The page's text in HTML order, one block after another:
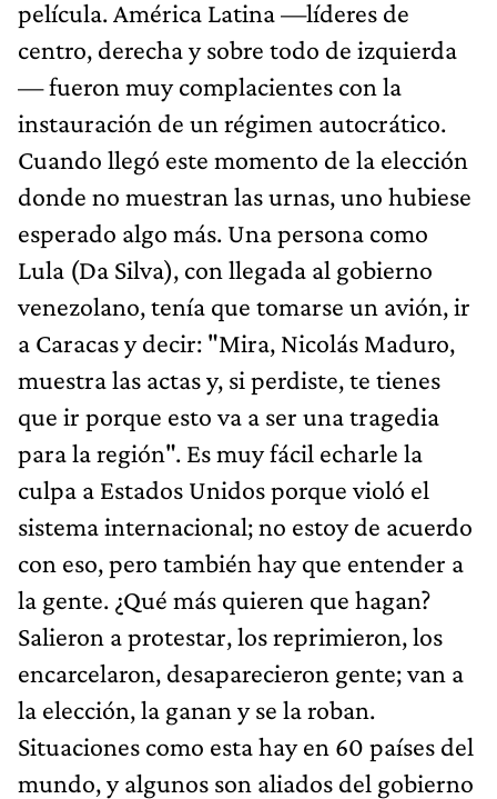
película. América Latina —líderes de
centro, derecha y sobre todo de izquierda
— fueron muy complacientes con la
instauración de un régimen autocrático.
Cuando llegó este momento de la elección
donde no muestran las urnas, uno hubiese
esperado algo más. Una persona como
Lula (Da Silva), con llegada al gobierno
venezolano, tenía que tomarse un avión, ir
a Caracas y decir: "Mira, Nicolás Maduro,
muestra las actas y, si perdiste, te tienes
que ir porque esto va a ser una tragedia
para la región". Es muy fácil echarle la
culpa a Estados Unidos porque violó el
sistema internacional; no estoy de acuerdo
con eso, pero también hay que entender a
la gente. ¿Qué más quieren que hagan?
Salieron a protestar, los reprimieron, los
encarcelaron, desaparecieron gente; van a
la elección, la ganan y se la roban.
Situaciones como esta hay en 60 países del
mundo, y algunos son aliados del gobierno